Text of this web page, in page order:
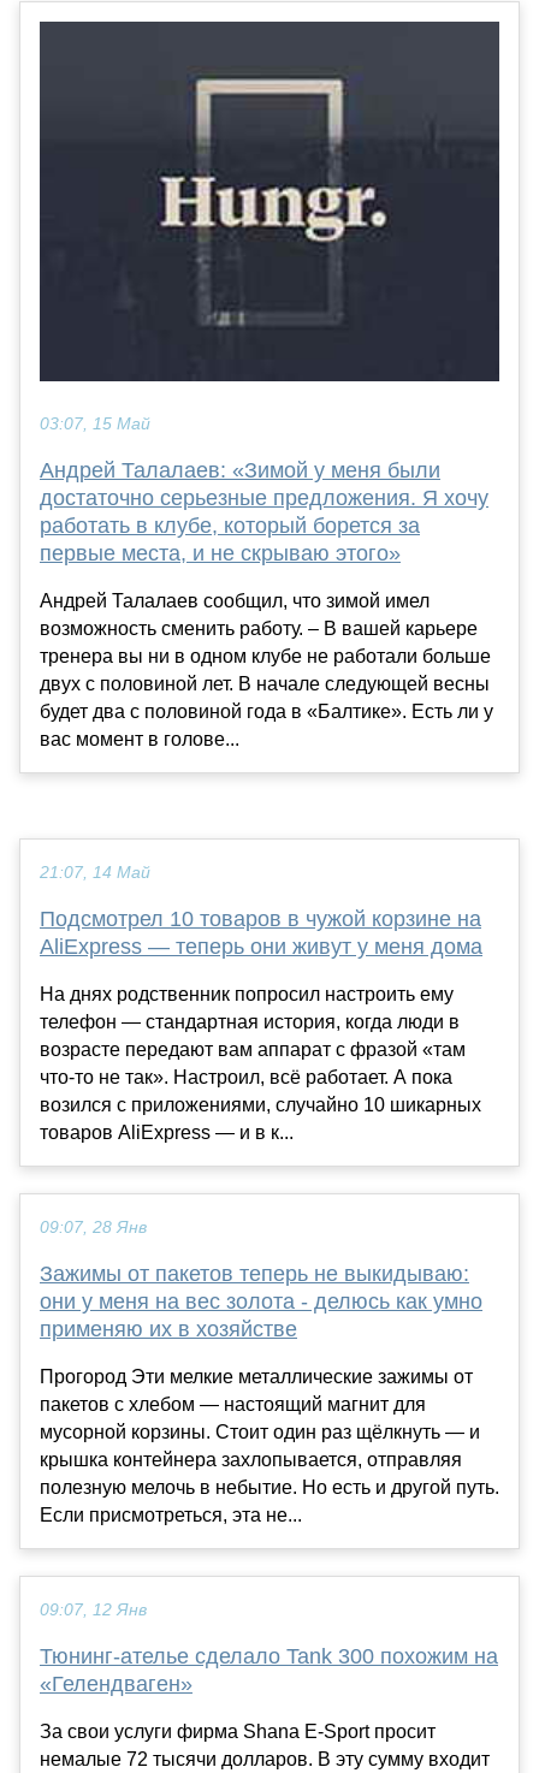
03:07, 15 Май
Андрей Талалаев: «Зимой у меня были
достаточно серьезные предложения. Я хочу
работать в клубе, который борется за
первые места, и не скрываю этого»
Андрей Талалаев сообщил, что зимой имел
возможность сменить работу. – В вашей карьере
тренера вы ни в одном клубе не работали больше
двух с половиной лет. В начале следующей весны
будет два с половиной года в «Балтике». Есть ли у
вас момент в голове...
21:07, 14 Май
Подсмотрел 10 товаров в чужой корзине на
AliExpress — теперь они живут у меня дома
На днях родственник попросил настроить ему
телефон — стандартная история, когда люди в
возрасте передают вам аппарат с фразой «там
что-то не так». Настроил, всё работает. А пока
возился с приложениями, случайно 10 шикарных
товаров AliExpress — и в к...
09:07, 28 Янв
Зажимы от пакетов теперь не выкидываю:
они у меня на вес золота - делюсь как умно
применяю их в хозяйстве
Прогород Эти мелкие металлические зажимы от
пакетов с хлебом — настоящий магнит для
мусорной корзины. Стоит один раз щёлкнуть — и
крышка контейнера захлопывается, отправляя
полезную мелочь в небытие. Но есть и другой путь.
Если присмотреться, эта не...
09:07, 12 Янв
Тюнинг-ателье сделало Tank 300 похожим на
«Гелендваген»
За свои услуги фирма Shana E-Sport просит
немалые 72 тысячи долларов. В эту сумму входит